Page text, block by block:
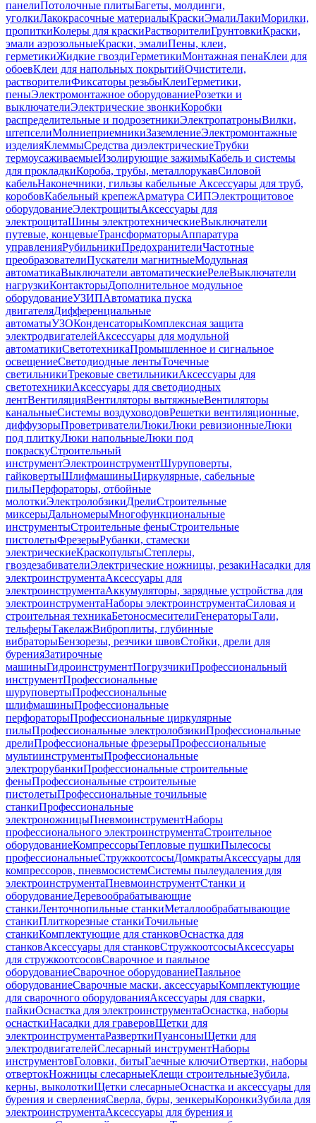
панелиПотолочные плитыБагеты, молдинги,
уголкиЛакокрасочные материалыКраскиЭмалиЛакиМорилки,
пропиткиКолеры для краскиРастворителиГрунтовкиКраски,
эмали аэрозольныеКраски, эмалиПены, клеи,
герметикиЖидкие гвоздиГерметикиМонтажная пенаКлеи для
обоевКлеи для напольных покрытийОчистители,
растворителиФиксаторы резьбыКлеиГерметики,
пеныЭлектромонтажное оборудованиеРозетки и
выключателиЭлектрические звонкиКоробки
распределительные и подрозетникиЭлектропатроныВилки,
штепселиМолниеприемникиЗаземлениеЭлектромонтажные
изделияКлеммыСредства диэлектрическиеТрубки
термоусаживаемыеИзолирующие зажимыКабель и системы
для прокладкиКороба, трубы, металлорукавСиловой
кабельНаконечники, гильзы кабельные Аксессуары для труб,
коробовКабельный крепежАрматура СИПЭлектрощитовое
оборудованиеЭлектрощитыАксессуары для
электрощитаШины электротехническиеВыключатели
путевые, концевыеТрансформаторыАппаратура
управленияРубильникиПредохранителиЧастотные
преобразователиПускатели магнитныеМодульная
автоматикаВыключатели автоматическиеРелеВыключатели
нагрузкиКонтакторыДополнительное модульное
оборудованиеУЗИПАвтоматика пуска
двигателяДифференциальные
автоматыУЗОКонденсаторыКомплексная защита
электродвигателейАксессуары для модульной
автоматикиСветотехникаПромышленное и сигнальное
освещениеСветодиодные лентыТочечные
светильникиТрековые светильникиАксессуары для
светотехникиАксессуары для светодиодных
лентВентиляцияВентиляторы вытяжныеВентиляторы
канальныеСистемы воздуховодовРешетки вентиляционные,
диффузорыПроветривателиЛюкиЛюки ревизионныеЛюки
под плиткуЛюки напольныеЛюки под
покраскуСтроительный
инструментЭлектроинструментШуруповерты,
гайковертыШлифмашиныЦиркулярные, сабельные
пилыПерфораторы, отбойные
молоткиЭлектролобзикиДрелиСтроительные
миксерыДальномерыМногофункциональные
инструментыСтроительные феныСтроительные
пистолетыФрезерыРубанки, стамески
электрическиеКраскопультыСтеплеры,
гвоздезабивателиЭлектрические ножницы, резакиНасадки для
электроинструментаАксессуары для
электроинструментаАккумуляторы, зарядные устройства для
электроинструментаНаборы электроинструментаСиловая и
строительная техникаБетоносмесителиГенераторыТали,
тельферыТакелажВиброплиты, глубинные
вибраторыБензорезы, резчики швовСтойки, дрели для
буренияЗатирочные
машиныГидроинструментПогрузчикиПрофессиональный
инструментПрофессиональные
шуруповертыПрофессиональные
шлифмашиныПрофессиональные
перфораторыПрофессиональные циркулярные
пилыПрофессиональные электролобзикиПрофессиональные
дрелиПрофессиональные фрезерыПрофессиональные
мультиинструментыПрофессиональные
электрорубанкиПрофессиональные строительные
феныПрофессиональные строительные
пистолетыПрофессиональные точильные
станкиПрофессиональные
электроножницыПневмоинструментНаборы
профессионального электроинструментаСтроительное
оборудованиеКомпрессорыТепловые пушкиПылесосы
профессиональныеСтружкоотсосыДомкратыАксессуары для
компрессоров, пневмосистемСистемы пылеудаления для
электроинструментаПневмоинструментСтанки и
оборудованиеДеревообрабатывающие
станкиЛенточнопильные станкиМеталлообрабатывающие
станкиПлиткорезные станкиТочильные
станкиКомплектующие для станковОснастка для
станковАксессуары для станковСтружкоотсосыАксессуары
для стружкоотсосовСварочное и паяльное
оборудованиеСварочное оборудованиеПаяльное
оборудованиеСварочные маски, аксессуарыКомплектующие
для сварочного оборудованияАксессуары для сварки,
пайкиОснастка для электроинструментаОснастка, наборы
оснасткиНасадки для граверовЩетки для
электроинструментаРазверткиПуансоныЩетки для
электродвигателейСлесарный инструментНаборы
инструментовГоловки, битыГаечные ключиОтвертки, наборы
отвертокНожницы слесарныеКлещи строительныеЗубила,
керны, выколоткиЩетки слесарныеОснастка и аксессуары для
бурения и сверленияСверла, буры, зенкерыКоронкиЗубила для
электроинструментаАксессуары для бурения и